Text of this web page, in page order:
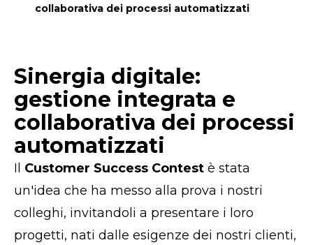
Sinergia digitale:
gestione integrata e
collaborativa dei processi
automatizzati
Il Customer Success Contest è stata
un'idea che ha messo alla prova i nostri
colleghi, invitandoli a presentare i loro
progetti, nati dalle esigenze dei nostri clienti,
collaborativa dei processi automatizzati
Contattaci per saperne di più.